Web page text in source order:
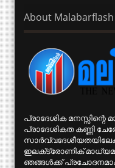
About Malabarflash
പ്രാദേശിക
പ്രാദേശികത കണ്ണി
ഇലക്‌ട്രോണിക്
ഞങ്ങള്‍ക്ക്